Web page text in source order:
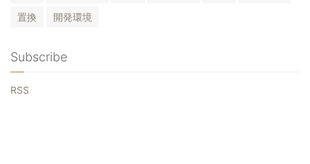
置換 開発環境
Subscribe
RSS